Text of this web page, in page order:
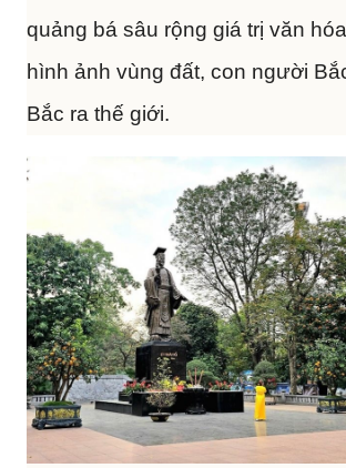
quảng bá sâu rộng giá trị văn
hình ảnh vùng đất, con người
Bắc ra thế giới.